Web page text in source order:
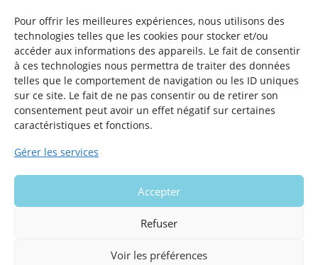
Pour offrir les meilleures expériences, nous utilisons des
technologies telles que les cookies pour stocker et/ou
accéder aux informations des appareils. Le fait de consentir
à ces technologies nous permettra de traiter des données
telles que le comportement de navigation ou les ID uniques
sur ce site. Le fait de ne pas consentir ou de retirer son
consentement peut avoir un effet négatif sur certaines
caractéristiques et fonctions.
Gérer les services
Accepter
Refuser
Voir les préférences
16, Rue Léon Blum
33140 Villenave d'Ornon
Nous contacter
Formulaire de contact
E-mail
Mentions légales du site
Politique en matière de cookies